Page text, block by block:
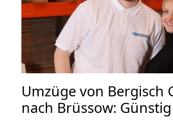
Umzüge von Bergisch
nach Brüssow: